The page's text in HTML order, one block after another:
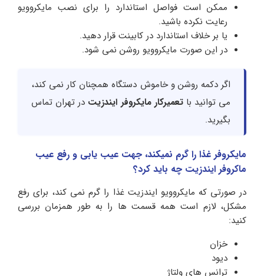
ممکن است فواصل استاندارد را برای نصب مایکروویو
رعایت نکرده باشید.
یا بر خلاف استاندارد در کابینت قرار دهید.
در این صورت مایکروویو روشن نمی شود.
اگر دکمه روشن و خاموش دستگاه همچنان کار نمی کند،
می توانید باتعمیرکار مایکروفر ایندزیت در تهران تماس
بگیرید.
مایکروفر غذا را گرم نمیکند، جهت عیب یابی و رفع عیب
ماکروفر ایندزیت چه باید کرد؟
در صورتی که مایکروویو ایندزیت غذا را گرم نمی کند، برای رفع
مشکل، لازم است همه قسمت ها را به طور همزمان بررسی
کنید:
خزان
دیود
ترانس های ولتاژ